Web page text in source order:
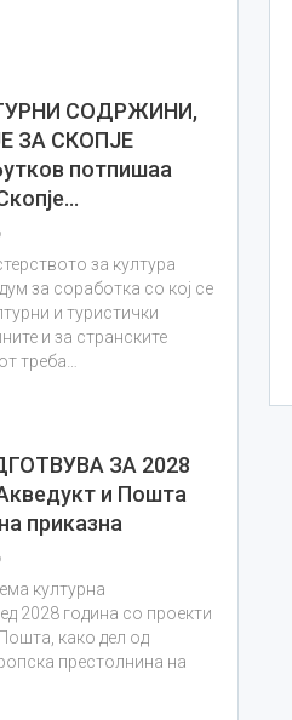
СОДРЖИНИ,
ЗА СКОПЈЕ
потпишаа
за култура
за соработка со кој се
и туристички
и за странските
треба…
ЗА 2028
и Пошта
приказна
културна
2028 година со проекти
како дел од
престолнина на